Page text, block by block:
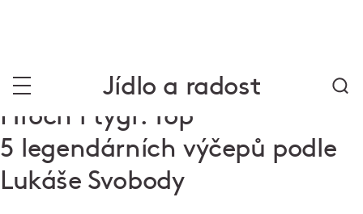
Jídlo a radost
Hroch i tygr. Top
5 legendárních výčepů podle
Lukáše Svobody